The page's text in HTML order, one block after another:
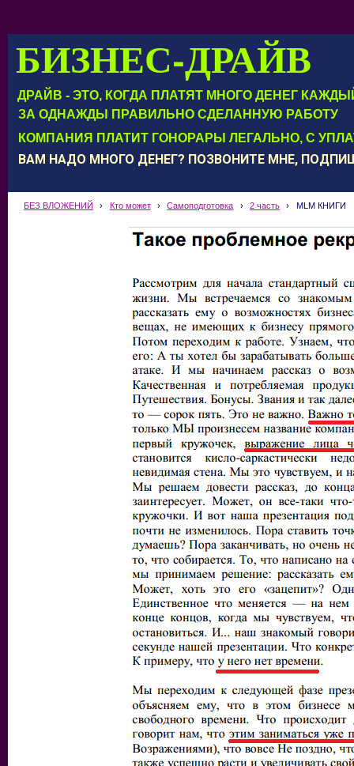
БИЗНЕС-ДРАЙВ
ДРАЙВ - ЭТО, КОГДА ПЛАТЯТ МНОГО ДЕНЕГ
КОМПАНИЯ ПЛАТИТ ГОНОРАРЫ ЛЕГАЛЬНО, С
ЗА ОДНАЖДЫ ПРАВИЛЬНО СДЕЛАННУЮ РАБОТУ
ВАМ НАДО МНОГО ДЕНЕГ? ПОЗВОНИТЕ МНЕ,
БЕЗ ВЛОЖЕНИЙ › Кто может › Самоподготовка › 2 часть › MLM КНИГИ